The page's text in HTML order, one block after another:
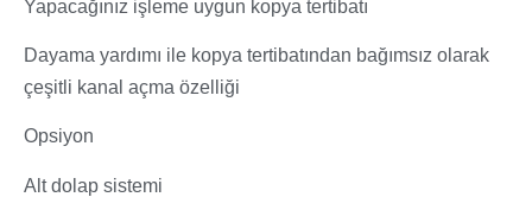
Yapacağınız işleme uygun kopya tertibatı
Dayama yardımı ile kopya tertibatından bağımsız olarak
çeşitli kanal açma özelliği
Opsiyon
Alt dolap sistemi